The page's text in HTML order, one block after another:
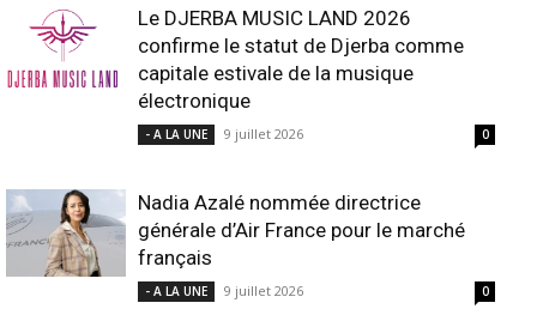
Le DJERBA MUSIC LAND 2026
confirme le statut de Djerba comme
capitale estivale de la musique
électronique
- A LA UNE 9 juillet 2026 0
Nadia Azalé nommée directrice
générale d’Air France pour le marché
français
- A LA UNE 9 juillet 2026 0